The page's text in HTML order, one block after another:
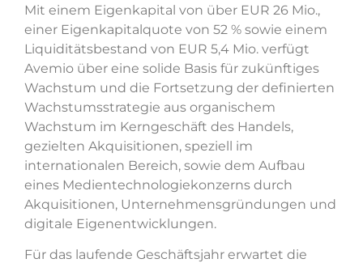
Mit einem Eigenkapital von über EUR 26 Mio.,
einer Eigenkapitalquote von 52 % sowie einem
Liquiditätsbestand von EUR 5,4 Mio. verfügt
Avemio über eine solide Basis für zukünftiges
Wachstum und die Fortsetzung der definierten
Wachstumsstrategie aus organischem
Wachstum im Kerngeschäft des Handels,
gezielten Akquisitionen, speziell im
internationalen Bereich, sowie dem Aufbau
eines Medientechnologiekonzerns durch
Akquisitionen, Unternehmensgründungen und
digitale Eigenentwicklungen.
Für das laufende Geschäftsjahr erwartet die